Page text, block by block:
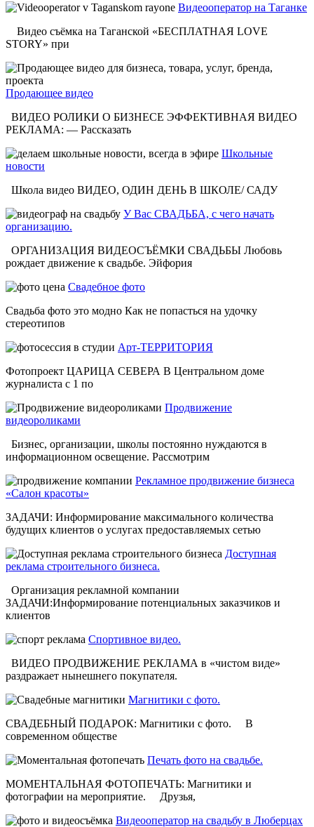
Видеооператор на Таганке
Видео съёмка на Таганской «БЕСПЛАТНАЯ LOVE
STORY» при
Продающее видео
ВИДЕО РОЛИКИ О БИЗНЕСЕ ЭФФЕКТИВНАЯ ВИДЕО
РЕКЛАМА: — Рассказать
Школьные
новости
Школа видео ВИДЕО, ОДИН ДЕНЬ В ШКОЛЕ/ САДУ
У Вас СВАДЬБА, с чего начать
организацию.
ОРГАНИЗАЦИЯ ВИДЕОСЪЁМКИ СВАДЬБЫ Любовь
рождает движение к свадьбе. Эйфория
Свадебное фото
Свадьба фото это модно Как не попасться на удочку
стереотипов
Арт-ТЕРРИТОРИЯ
Фотопроект ЦАРИЦА СЕВЕРА В Центральном доме
журналиста с 1 по
Продвижение
видеороликами
Бизнес, организации, школы постоянно нуждаются в
информационном освещение. Рассмотрим
Рекламное продвижение бизнеса
«Салон красоты»
ЗАДАЧИ: Информирование максимального количества
будущих клиентов о услугах предоставляемых сетью
Доступная
реклама строительного бизнеса.
Организация рекламной компании
ЗАДАЧИ:Информирование потенциальных заказчиков и
клиентов
Спортивное видео.
ВИДЕО ПРОДВИЖЕНИЕ РЕКЛАМА в «чистом виде»
раздражает нынешнего покупателя.
Магнитики с фото.
СВАДЕБНЫЙ ПОДАРОК: Магнитики с фото. В
современном обществе
Печать фото на свадьбе.
МОМЕНТАЛЬНАЯ ФОТОПЕЧАТЬ: Магнитики и
фотографии на мероприятие. Друзья,
Видеооператор на свадьбу в Люберцах